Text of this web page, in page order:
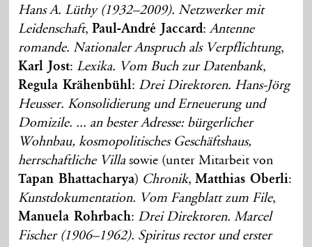
Hans A. Lüthy (1932–2009). Netzwerker mit
Leidenschaft,Paul-André Jaccard:Antenne
romande. Nationaler Anspruch als Verpflichtung,
Karl Jost:Lexika. Vom Buch zur Datenbank,
Regula Krähenbühl: Drei Direktoren. Hans-Jörg
Heusser. Konsolidierung und Erneuerung und
Domizile. ... an bester Adresse: bürgerlicher
Wohnbau, kosmopolitisches Geschäftshaus,
herrschaftliche Villasowie (unter Mitarbeit von
Tapan Bhattacharya) Chronik,Matthias Oberli:
Kunstdokumentation. Vom Fangblatt zum File,
Manuela Rohrbach: Drei Direktoren. Marcel
Fischer (1906–1962). Spiritus rector und erster